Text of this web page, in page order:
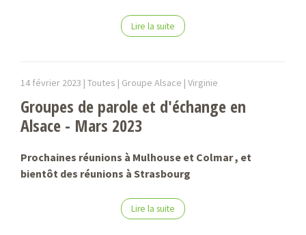
Lire la suite
14 février 2023 | Toutes | Groupe Alsace | Virginie
Groupes de parole et d'échange en
Alsace - Mars 2023
Prochaines réunions à Mulhouse et Colmar , et
bientôt des réunions à Strasbourg
Lire la suite